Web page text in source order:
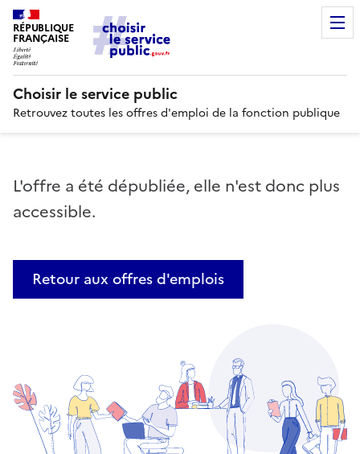
RÉPUBLIQUE
FRANÇAISE
Choisir le service public
Retrouvez toutes les offres d'emploi de la fonction publique
L'offre a été dépubliée, elle n'est donc plus
accessible.
Retour aux offres d'emplois